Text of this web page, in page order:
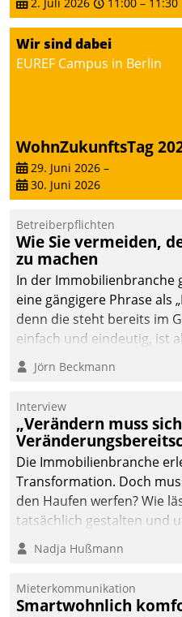
effizienter zu bearbeiten.
Wir sind dabei
EUREF Campus in Berlin
WohnZukunftsTag
29. Juni 2026 –
30. Juni 2026
Betreiberpflichten
Wie Sie vermeiden,
zu machen
In der Immobilienbranche
eine gängigere Phrase als
denn die steht bereits im
einfach und eindeutig, ist
Branchenbeschäftigte
Verantwortung folgen
Jörn Beckmann
Interview
„Verändern muss
Die Immobilienbranche
Transformation. Doch
den Haufen werfen? Wie
tatsächlich gestalten und
Argumente zählen wirklich?
Nadja Hußmann
Mieterkommunikation
Smartwohnlich